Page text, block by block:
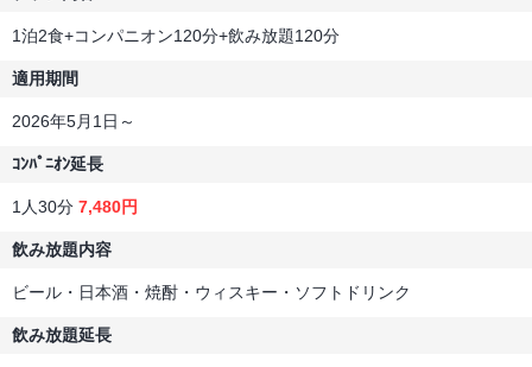
1泊2食+コンパニオン120分+飲み放題120分
適用期間
2026年5月1日～
ｺﾝﾊﾟﾆｵﾝ延長
1人30分 7,480円
飲み放題内容
ビール・日本酒・焼酎・ウィスキー・ソフトドリンク
飲み放題延長